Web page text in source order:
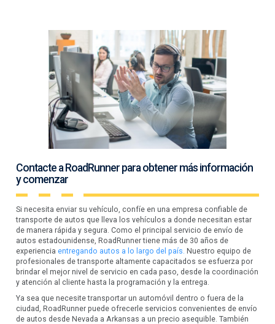
Contacte a RoadRunner para obtener más información
y comenzar
Si necesita enviar su vehículo, confíe en una empresa confiable de
transporte de autos que lleva los vehículos a donde necesitan estar
de manera rápida y segura. Como el principal servicio de envío de
autos estadounidense, RoadRunner tiene más de 30 años de
experienciaentregando autos a lo largo del país. Nuestro equipo de
profesionales de transporte altamente capacitados se esfuerza por
brindar el mejor nivel de servicio en cada paso, desde la coordinación
y atención al cliente hasta la programación y la entrega.
Ya sea que necesite transportar un automóvil dentro o fuera de la
ciudad, RoadRunner puede ofrecerle servicios convenientes de envío
de autos desde Nevada a Arkansas a un precio asequible. También